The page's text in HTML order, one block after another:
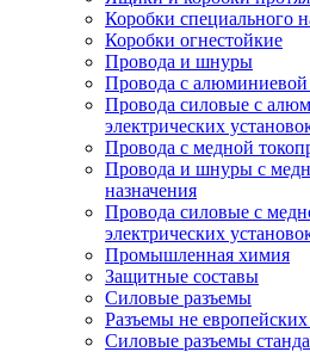
Коробки специального
Коробки огнестойкие
Провода и шнуры
Провода с
Провода силовые с
электрических
Провода с медной
Провода и шнуры с
назначения
Провода силовые с
электрических
Промышленная химия
Защитные составы
Силовые разъемы
Разъемы не европейских
Силовые разъемы